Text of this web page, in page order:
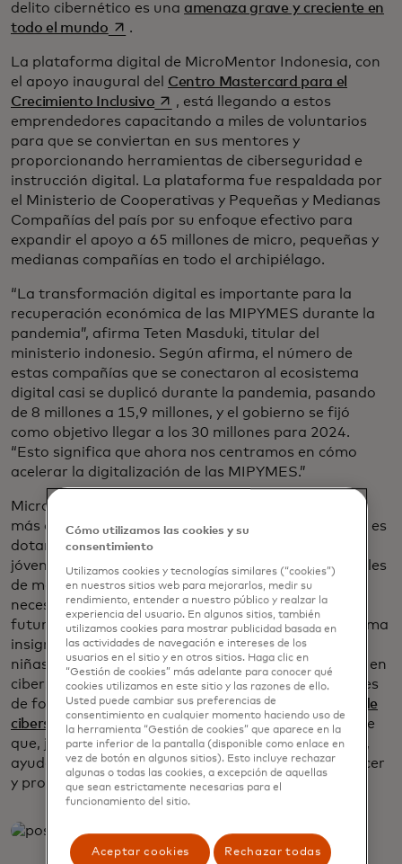
delito cibernético es una amenaza grave y creciente en
todo el mundose abre en una pestaña nueva
.
La plataforma digital de MicroMentor Indonesia, con
el apoyo inaugural del Centro Mastercard para el
Crecimiento Inclusivose abre en una pestaña nueva
, está llegando a estos
emprendedores capacitando a miles de voluntarios
para que se conviertan en sus mentores y
proporcionando herramientas de ciberseguridad e
instrucción digital. La plataforma fue respaldada por
el Ministerio de Cooperativas y Pequeñas y Medianas
Compañías del país por su enfoque efectivo para
expandir el apoyo a 65 millones de micro, pequeñas y
medianas compañías en todo el archipiélago.
“La transformación digital es importante para la
recuperación económica de las MIPYMES durante la
pandemia”, afirma Teten Masduki, titular del
ministerio indonesio. Según afirma, el número de
estas compañías que se conectaron al ecosistema
digital casi se duplicó durante la pandemia, pasando
de 8 millones a 15,9 millones, y el gobierno se fijó
como objetivo llegar a los 30 millones para 2024.
“Esto significa que ahora nos centramos en cómo
acelerar la digitalización de las MIPYMES.”
MicroMentor Indonesia forma parte de la iniciativa
más amplia Mastercard Academy 2.0, cuyo objetivo es
dotar a 100.000 indonesios —desde escolares y
jóvenes adultos hasta emprendedores y profesionales
de mediana edad— de las habilidades digitales que
necesitan para tener éxito en las economías del
futuro. Mastercard 2.0 incluyeGirls4Tech, el programa
insignia de educación STEM de la compañía para
niñas de 8 a 14 años; un programa de capacitación en
ciberseguridad y colocación laboral para estudiantes
de formación profesional; yun kit de herramientas de
ciberseguridad en línease abre en una pestaña nueva
de la Global Cyber Alliance
que, junto con el programa MicroMentor Indonesia,
ayudará a emprendedores como Ashar a hacer crecer
y proteger sus negocios.
Cómo utilizamos las cookies y su
consentimiento
Utilizamos cookies y tecnologías similares (“cookies”)
en nuestros sitios web para mejorarlos, medir su
rendimiento, entender a nuestro público y realzar la
experiencia del usuario. En algunos sitios, también
utilizamos cookies para mostrar publicidad basada en
las actividades de navegación e intereses de los
usuarios en el sitio y en otros sitios. Haga clic en
“Gestión de cookies” más adelante para conocer qué
cookies utilizamos en este sitio y las razones de ello.
Usted puede cambiar sus preferencias de
consentimiento en cualquier momento haciendo uso de
la herramienta “Gestión de cookies” que aparece en la
parte inferior de la pantalla (disponible como enlace en
vez de botón en algunos sitios). Esto incluye rechazar
algunas o todas las cookies, a excepción de aquellas
que sean estrictamente necesarias para el
funcionamiento del sitio.
Aceptar cookies Rechazar todas